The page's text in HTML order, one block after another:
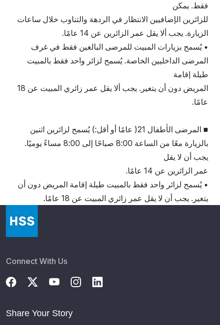
فقط. يمكن
للزائرين الإضافيين الانتظار في الردهة والتناوب خلال ساعات
الزيارة. يجب ألا يقل عمر الزائرين عن 14 عامًا.
• يُسمح بزيارات المبيت للمرضى البالغين فقط في غرف
المرضى الداخليين الخاصة. يُسمح لزائر واحد فقط بالمبيت
طيلة إقامة
المريض دون أن يتغير. يجب ألا يقل عمر زائري المبيت عن 18
عامًا.
■ المرضى الأطفال 21( عامًا أو أقل:) يُسمح لزائرين اثنين
بالزيارة معًا من الساعة 8:00 صباحًا إلى 8:00 مساءً يوميًا.
يجب أن لا يقل
عمر الزائرين عن 14 عامًا.
• يُسمح لزائر واحد فقط بالمبيت طيلة إقامة المريض دون أن
يتغير. يجب أن لا يقل عمر زائري المبيت عن 18 عامًا.
Connect With Us
Share Your Story